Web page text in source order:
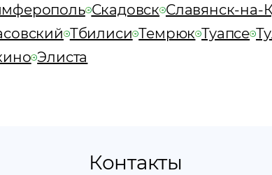
Скадовск Славянск-на-
Тбилиси Темрюк Туапсе
Элиста
Контакты